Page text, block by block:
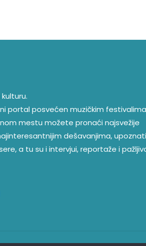
portal posvećen muzičkim festivalima
mestu možete pronaći najsvežije
dešavanjima,
a tu su i intervjui, reportaže i